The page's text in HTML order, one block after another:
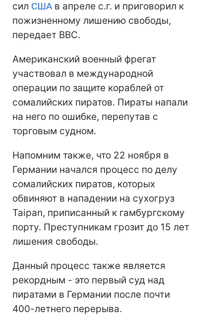
сил США в апреле с.г. и приговорил к
пожизненному лишению свободы,
передает ВВС.
Американский военный фрегат
участвовал в международной
операции по защите кораблей от
сомалийских пиратов. Пираты напали
на него по ошибке, перепутав с
торговым судном.
Напомним также, что 22 ноября в
Германии начался процесс по делу
сомалийских пиратов, которых
обвиняют в нападении на сухогруз
Taipan, приписанный к гамбургскому
порту. Преступникам грозит до 15 лет
лишения свободы.
Данный процесс также является
рекордным - это первый суд над
пиратами в Германии после почти
400-летнего перерыва.